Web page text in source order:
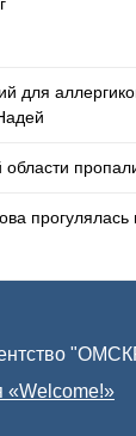
для
прогулялась
«Welcome!»